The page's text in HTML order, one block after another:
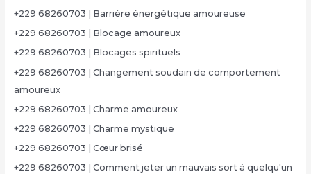
+229 68260703 | Barrière énergétique amoureuse
+229 68260703 | Blocage amoureux
+229 68260703 | Blocages spirituels
+229 68260703 | Changement soudain de comportement
amoureux
+229 68260703 | Charme amoureux
+229 68260703 | Charme mystique
+229 68260703 | Cœur brisé
+229 68260703 | Comment jeter un mauvais sort à quelqu'un